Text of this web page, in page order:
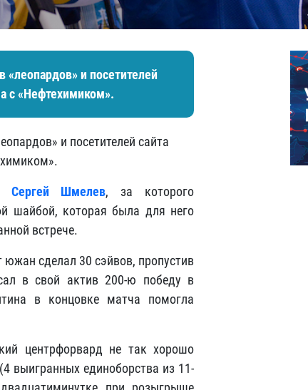
и посетителей
с «Нефтехимиком».
и посетителей сайта
Сергей Шмелев, за которого
шайбой, которая была для него
встрече.
южан сделал 30 сэйвов, пропустив
в свой актив 200-ю победу в
в концовке матча помогла
центрфорвард не так хорошо
выигранных единоборства из 11-